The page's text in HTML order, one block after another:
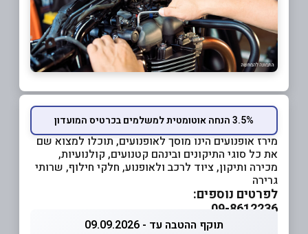
3.5% הנחה אוטומטית למשלמים בכרטיס המועדון
מירז אופנועים הינו מוסך לאופנועים, תוכלו למצוא שם
את כל סוגי התיקונים ובינהם קטנועים, קולנועיות,
מכירה ותיקון, ציוד לרכב ולאופנוע, חלקי חילוף, שרותי
גרירה
לפרטים נוספים:
09-8612236
תוקף ההטבה עד - 09.09.2026